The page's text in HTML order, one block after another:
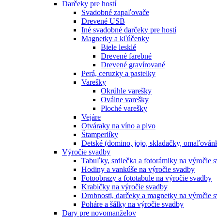
Darčeky pre hostí
Svadobné zapaľovače
Drevené USB
Iné svadobné darčeky pre hostí
Magnetky a kľúčenky
Biele lesklé
Drevené farebné
Drevené gravírované
Perá, ceruzky a pastelky
Varešky
Okrúhle varešky
Oválne varešky
Ploché varešky
Vejáre
Otváraky na víno a pivo
Štamperlíky
Detské (domino, jojo, skladačky,
Výročie svadby
Tabuľky, srdiečka a fotorámiky na výročie
Hodiny a vankúše na výročie svadby
Fotoobrazy a fototabule na výročie svadby
Krabičky na výročie svadby
Drobnosti, darčeky a magnetky na výročie
Poháre a šálky na výročie svadby
Dary pre novomanželov